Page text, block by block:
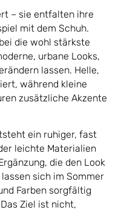
– sie entfalten ihre
mit dem Schuh.
die wohl stärkste
urbane Looks,
lassen. Helle,
während kleine
zusätzliche Akzente
ein ruhiger, fast
leichte Materialien
die den Look
sich im Sommer
Farben sorgfältig
Ziel ist nicht,